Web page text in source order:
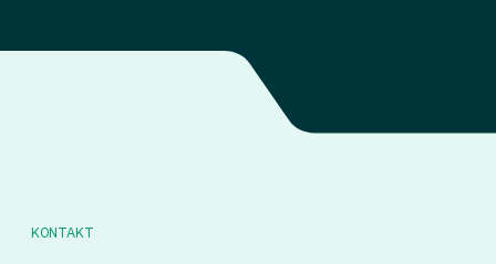
KONTAKT